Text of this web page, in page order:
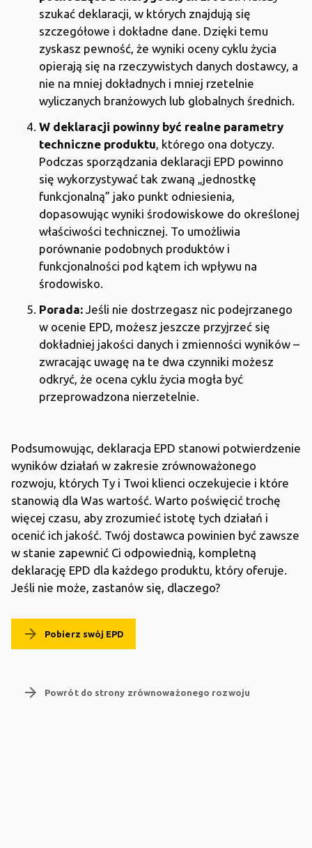
szukać deklaracji, w których znajdują się
szczegółowe i dokładne dane. Dzięki temu
zyskasz pewność, że wyniki oceny cyklu życia
opierają się na rzeczywistych danych dostawcy, a
nie na mniej dokładnych i mniej rzetelnie
wyliczanych branżowych lub globalnych średnich.
W deklaracji powinny być realne parametry
techniczne produktu, którego ona dotyczy.
Podczas sporządzania deklaracji EPD powinno
się wykorzystywać tak zwaną „jednostkę
funkcjonalną” jako punkt odniesienia,
dopasowując wyniki środowiskowe do określonej
właściwości technicznej. To umożliwia
porównanie podobnych produktów i
funkcjonalności pod kątem ich wpływu na
środowisko.
Porada: Jeśli nie dostrzegasz nic podejrzanego
w ocenie EPD, możesz jeszcze przyjrzeć się
dokładniej jakości danych i zmienności wyników –
zwracając uwagę na te dwa czynniki możesz
odkryć, że ocena cyklu życia mogła być
przeprowadzona nierzetelnie.
Podsumowując, deklaracja EPD stanowi potwierdzenie
wyników działań w zakresie zrównoważonego
rozwoju, których Ty i Twoi klienci oczekujecie i które
stanowią dla Was wartość. Warto poświęcić trochę
więcej czasu, aby zrozumieć istotę tych działań i
ocenić ich jakość. Twój dostawca powinien być zawsze
w stanie zapewnić Ci odpowiednią, kompletną
deklarację EPD dla każdego produktu, który oferuje.
Jeśli nie może, zastanów się, dlaczego?
arrow_forward Pobierz swój EPD
arrow_forward Powrót do strony zrównoważonego rozwoju